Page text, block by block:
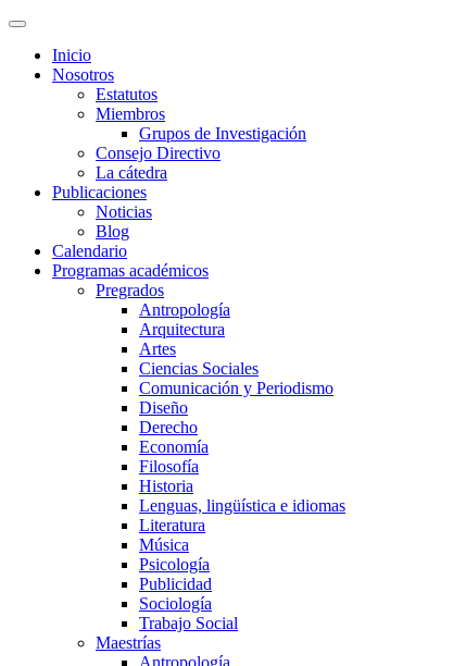
Inicio
Nosotros
Estatutos
Miembros
Grupos de Investigación
Consejo Directivo
La cátedra
Publicaciones
Noticias
Blog
Calendario
Programas académicos
Pregrados
Antropología
Arquitectura
Artes
Ciencias Sociales
Comunicación y Periodismo
Diseño
Derecho
Economía
Filosofía
Historia
Lenguas, lingüística e idiomas
Literatura
Música
Psicología
Publicidad
Sociología
Trabajo Social
Maestrías
Antropología